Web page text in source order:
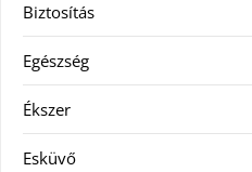
Biztosítás
Egészség
Ékszer
Esküvő